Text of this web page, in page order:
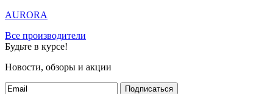
AURORA
Все производители
Будьте в курсе!
Новости, обзоры и акции
Подписаться